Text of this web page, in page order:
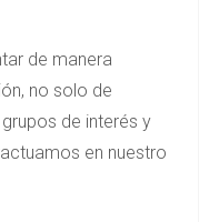
de manera
no solo de
de interés y
en nuestro